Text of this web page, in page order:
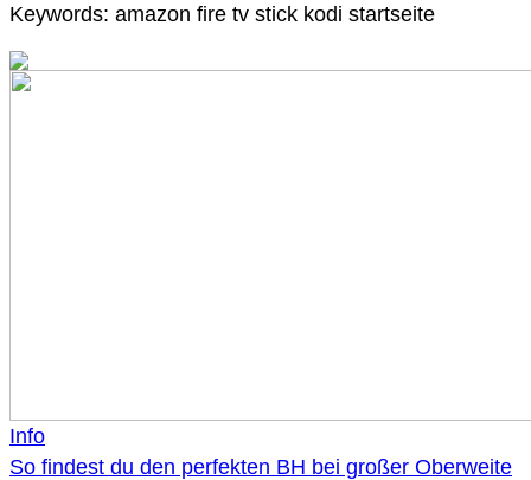
Keywords: amazon fire tv stick kodi startseite
Info
So findest du den perfekten BH bei großer Oberweite